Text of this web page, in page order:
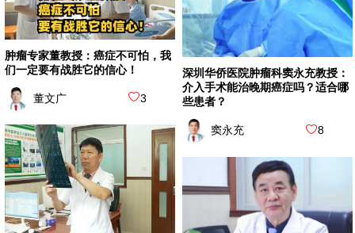
肿瘤专家董教授：癌症不可怕，我
们一定要有战胜它的信心！
董文广 3
深圳华侨医院肿瘤科窦永充教授：
介入手术能治晚期癌症吗？适合哪
些患者？
窦永充 8